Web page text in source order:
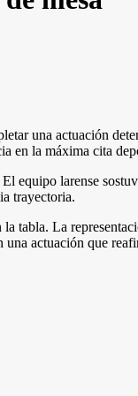
una actuación
en la máxima cita
equipo larense
trayectoria.
tabla. La
actuación que